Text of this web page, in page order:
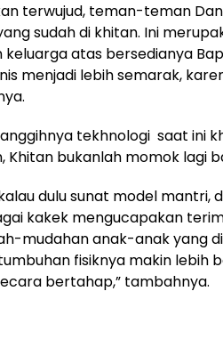
terwujud, teman-teman
sudah di khitan. Ini
atas bersedianya
menjadi lebih semarak,
tekhnologi saat ini
bukanlah momok lagi
dulu sunat model mantri,
kakek mengucapakan
mudahan anak-anak yang
fisiknya makin lebih
bertahap,” tambahnya.